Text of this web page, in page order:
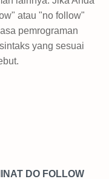
atau "no follow"
pemrograman
yang sesuai
DO FOLLOW